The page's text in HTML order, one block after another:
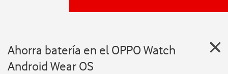
Ahorra batería en el OPPO Watch
Android Wear OS